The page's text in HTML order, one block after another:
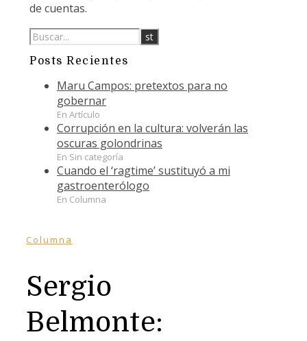
de cuentas.
Posts Recientes
Maru Campos: pretextos para no
gobernar
En Artículo
Corrupción en la cultura: volverán las
oscuras golondrinas
En Sin categoría
Cuando el ‘ragtime’ sustituyó a mi
gastroenterólogo
En Columna
Columna
Sergio
Belmonte: